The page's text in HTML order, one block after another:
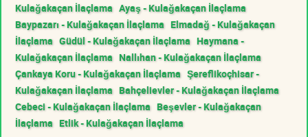
Kulağakaçan İlaçlama Ayaş - Kulağakaçan İlaçlama
Baypazarı - Kulağakaçan İlaçlama Elmadağ - Kulağakaçan
İlaçlama Güdül - Kulağakaçan İlaçlama Haymana -
Kulağakaçan İlaçlama Nallıhan - Kulağakaçan İlaçlama
Çankaya Koru - Kulağakaçan İlaçlama Şereflikoçhisar -
Kulağakaçan İlaçlama Bahçelievler - Kulağakaçan İlaçlama
Cebeci - Kulağakaçan İlaçlama Beşevler - Kulağakaçan
İlaçlama Etlik - Kulağakaçan İlaçlama